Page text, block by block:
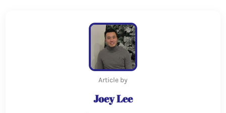
Article by
Joey Lee